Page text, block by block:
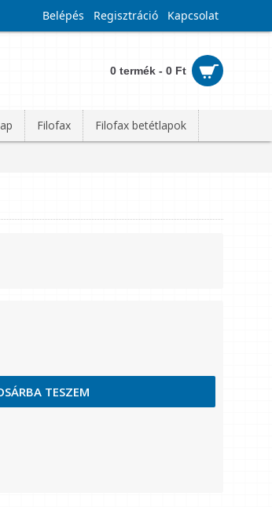
Belépés Regisztráció Kapcsolat
0 termék - 0 Ft
Filofax Filofax betétlapok
TESZEM